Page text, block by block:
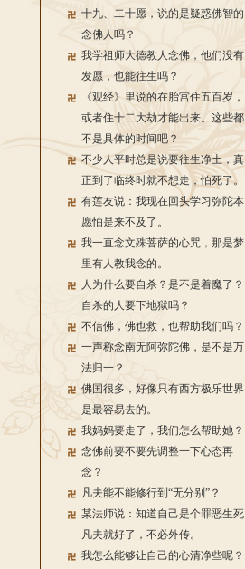
十九、二十愿，说的是疑惑佛智的
念佛人吗？
我学祖师大德教人念佛，他们没有
发愿，也能往生吗？
《观经》里说的在胎宫住五百岁，
或者住十二大劫才能出来。这些都
不是具体的时间吧？
不少人平时总是说要往生净土，真
正到了临终时就不想走，怕死了。
有莲友说：我现在回头学习弥陀本
愿怕是来不及了。
我一直念文殊菩萨的心咒，那是梦
里有人教我念的。
人为什么要自杀？是不是着魔了？
自杀的人要下地狱吗？
不信佛，佛也救，也帮助我们吗？
一声称念南无阿弥陀佛，是不是万
法归一？
佛国很多，好像只有西方极乐世界
是最容易去的。
我妈妈要走了，我们怎么帮助她？
念佛前要不要先调整一下心态再
念？
凡夫能不能修行到“无分别”？
某法师说：知道自己是个罪恶生死
凡夫就好了，不必外传。
我怎么能够让自己的心清净些呢？